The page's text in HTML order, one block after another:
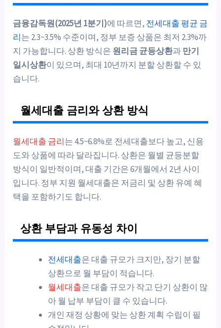
금융감독원(2025년 1분기)에 따르면, 전세대출 평균 금
리는 2.3~3.5% 수준이며, 정부 보증 상품은 최저 2.3%까
지 가능합니다. 상환 방식은 원리금 균등상환과만기
일시상환이 있으며, 최대 10년까지 분할 상환할 수 있
습니다.
월세대출 금리와 상환 방식
월세대출 금리는 4.5~6.8%로 전세대출보다 높고, 신용
도와 상품에 따라 달라집니다. 상환은 월별 균등분할
방식이 일반적이며, 대출 기간은 6개월에서 2년 사이
입니다. 정부 지원 월세대출은 저금리 및 상환 유예 혜
택을 포함하기도 합니다.
상환 부담과 유동성 차이
전세대출은 대출 규모가 크지만, 장기 분할
상환으로 월 부담이 적습니다.
월세대출은 대출 규모가 작고 단기 상환이 많
아 월 납부 부담이 클 수 있습니다.
개인 재정 상황에 맞는 상환 계획 수립이 필